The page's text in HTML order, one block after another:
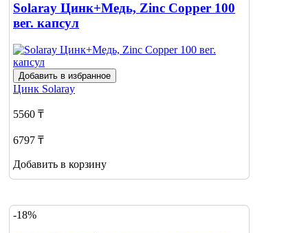
Solaray Цинк+Медь, Zinc Copper 100
вег. капсул
Добавить в избранное
Цинк Solaray
5560 ₸
6797 ₸
Добавить в корзину
-18%